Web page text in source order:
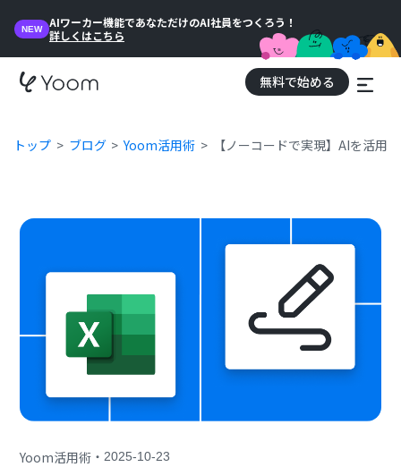
NEW
AIワーカー機能であなただけのAI社員をつくろう！
詳しくはこちら
無料で始める
トップ ブログ Yoom活用術 【ノーコードで実現】AIを活用
Yoom活用術 ・2025-10-23